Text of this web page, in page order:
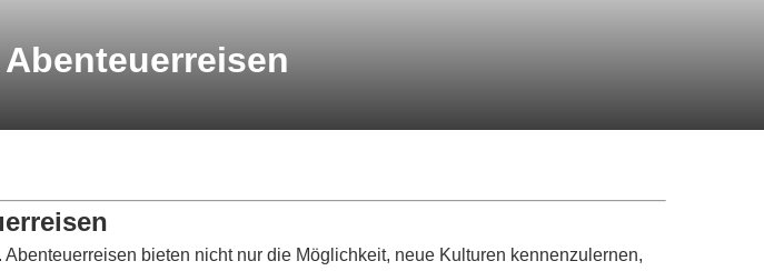
bieten nicht nur die Möglichkeit, neue Kulturen kennenzulernen,